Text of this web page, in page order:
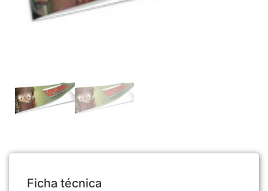
Ficha técnica